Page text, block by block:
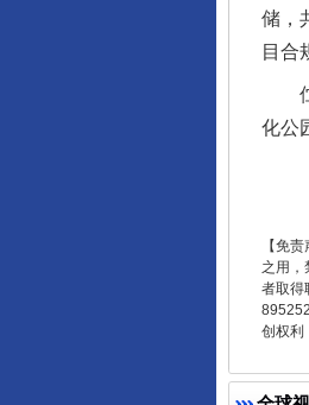
储，
目合
伫
化公
【免
之用，
者取得
创权利